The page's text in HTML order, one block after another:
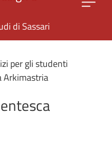
di Sassari
per gli studenti
Arkimastria